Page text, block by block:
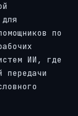
по
ИИ, где
передачи